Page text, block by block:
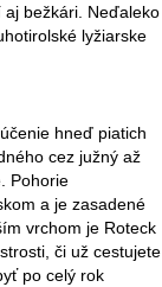
bežkári. Neďaleko
lyžiarske
hneď piatich
cez južný až
Pohorie
a je zasadené
vrchom je Roteck
či už cestujete
po celý rok